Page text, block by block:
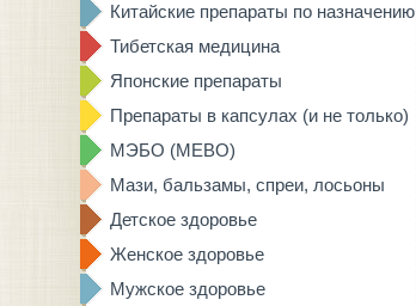
Китайские препараты по назначению
Тибетская медицина
Японские препараты
Препараты в капсулах (и не только)
МЭБО (MEBO)
Мази, бальзамы, спреи, лосьоны
Детское здоровье
Женское здоровье
Мужское здоровье